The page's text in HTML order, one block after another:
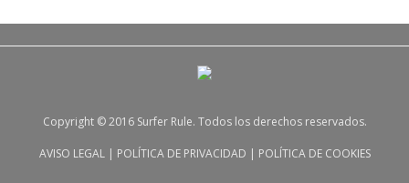
Copyright © 2016 Surfer Rule. Todos los derechos reservados.
AVISO LEGAL| POLÍTICA DE PRIVACIDAD | POLÍTICA DE COOKIES